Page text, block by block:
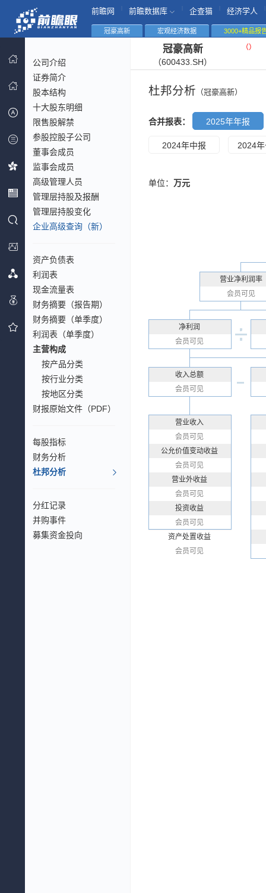
前瞻网 前瞻数据库 企查猫 经济学人
冠豪高新 宏观经济数据 3000+精品报
公司介绍
证券简介
股本结构
十大股东明细
限售股解禁
参股控股子公司
董事会成员
监事会成员
高级管理人员
管理层持股及报酬
管理层持股变化
企业高级查询（新）
资产负债表
利润表
现金流量表
财务摘要（报告期）
财务摘要（单季度）
利润表（单季度）
主营构成
按产品分类
按行业分类
按地区分类
财报原始文件（PDF）
每股指标
财务分析
杜邦分析
分红记录
并购事件
募集资金投向
冠豪高新
（600433.SH）
（）
杜邦分析 （冠豪高新）
合并报表： 2025年年报
2024年中报 2024
单位： 万元
营业净利润率
会员可见
净利润
会员可见
收入总额
会员可见
营业收入
会员可见
公允价值变动收益
会员可见
营业外收益
会员可见
投资收益
会员可见
资产处置收益
会员可见